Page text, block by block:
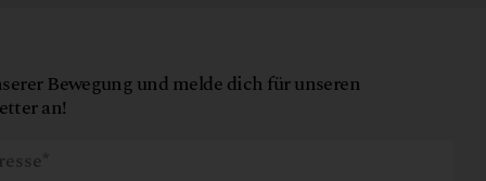
Bewegung und melde dich für unseren
an!